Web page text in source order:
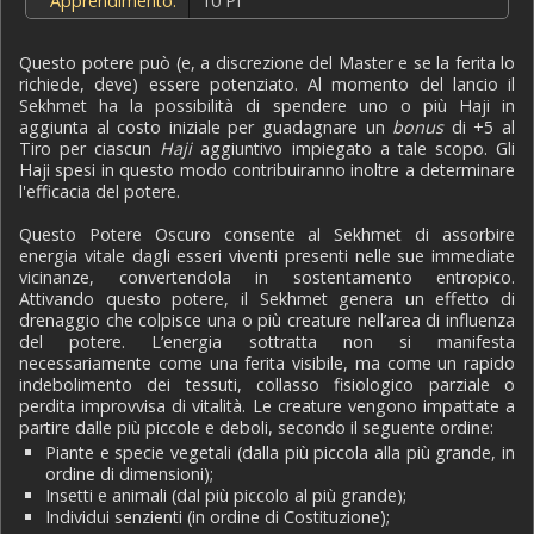
Questo potere può (e, a discrezione del Master e se la ferita lo
richiede, deve) essere potenziato. Al momento del lancio il
Sekhmet ha la possibilità di spendere uno o più Haji in
aggiunta al costo iniziale per guadagnare un bonusdi +5 al
Tiro per ciascun Hajiaggiuntivo impiegato a tale scopo. Gli
Haji spesi in questo modo contribuiranno inoltre a determinare
l'efficacia del potere.
Questo Potere Oscuro consente al Sekhmet di assorbire
energia vitale dagli esseri viventi presenti nelle sue immediate
vicinanze, convertendola in sostentamento entropico.
Attivando questo potere, il Sekhmet genera un effetto di
drenaggio che colpisce una o più creature nell’area di influenza
del potere. L’energia sottratta non si manifesta
necessariamente come una ferita visibile, ma come un rapido
indebolimento dei tessuti, collasso fisiologico parziale o
perdita improvvisa di vitalità. Le creature vengono impattate a
partire dalle più piccole e deboli, secondo il seguente ordine:
Piante e specie vegetali (dalla più piccola alla più grande, in
ordine di dimensioni);
Insetti e animali (dal più piccolo al più grande);
Individui senzienti (in ordine di Costituzione);